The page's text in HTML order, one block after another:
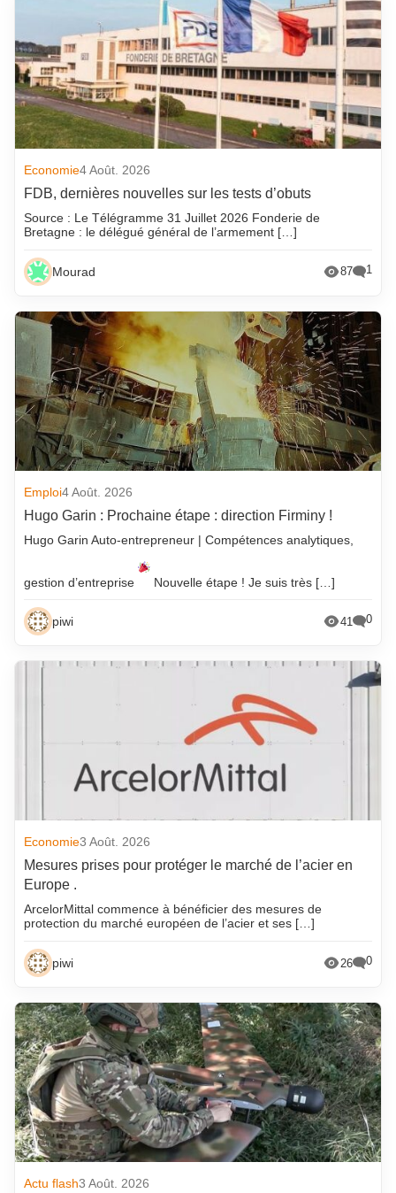
Economie4 Août. 2026
FDB, dernières nouvelles sur les tests d’obuts
Source : Le Télégramme 31 Juillet 2026 Fonderie de
Bretagne : le délégué général de l’armement […]
Mourad 87 1
Emploi4 Août. 2026
Hugo Garin : Prochaine étape : direction Firminy !
Hugo Garin Auto-entrepreneur | Compétences analytiques,
gestion d’entreprise Nouvelle étape ! Je suis très […]
piwi 41 0
Economie3 Août. 2026
Mesures prises pour protéger le marché de l’acier en
Europe .
ArcelorMittal commence à bénéficier des mesures de
protection du marché européen de l’acier et ses […]
piwi 26 0
Actu flash3 Août. 2026